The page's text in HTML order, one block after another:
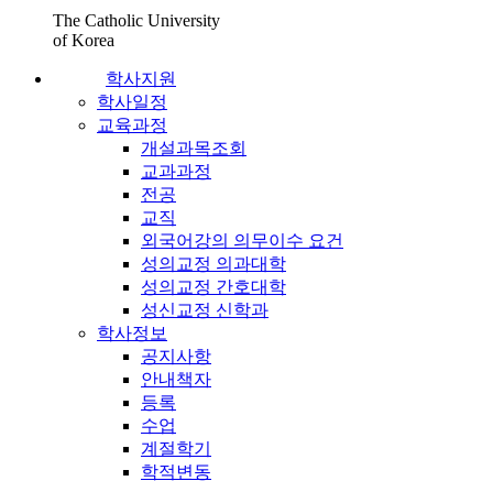
The Catholic University
of Korea
학사지원
학사일정
교육과정
개설과목조회
교과과정
전공
교직
외국어강의 의무이수 요건
성의교정 의과대학
성의교정 간호대학
성신교정 신학과
학사정보
공지사항
안내책자
등록
수업
계절학기
학적변동